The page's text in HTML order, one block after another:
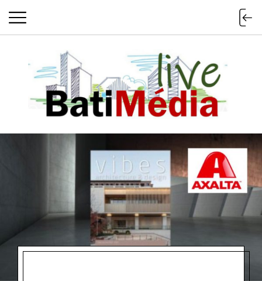
Batimedialive